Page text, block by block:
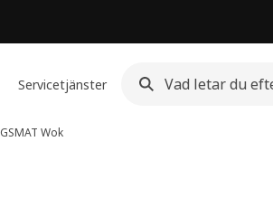
Servicetjänster
Wok